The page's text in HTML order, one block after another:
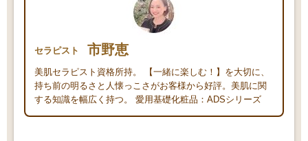
セラピスト 市野恵
美肌セラピスト資格所持。 【一緒に楽しむ！】を大切に、
持ち前の明るさと人懐っこさがお客様から好評。美肌に関
する知識を幅広く持つ。 愛用基礎化粧品：ADSシリーズ